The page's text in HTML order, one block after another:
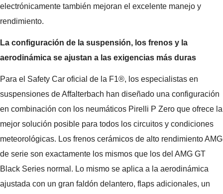
electrónicamente también mejoran el excelente manejo y
rendimiento.
La configuración de la suspensión, los frenos y la
aerodinámica se ajustan a las exigencias más duras
Para el Safety Car oficial de la F1®, los especialistas en
suspensiones de Affalterbach han diseñado una configuración
en combinación con los neumáticos Pirelli P Zero que ofrece la
mejor solución posible para todos los circuitos y condiciones
meteorológicas. Los frenos cerámicos de alto rendimiento AMG
de serie son exactamente los mismos que los del AMG GT
Black Series normal. Lo mismo se aplica a la aerodinámica
ajustada con un gran faldón delantero, flaps adicionales, un